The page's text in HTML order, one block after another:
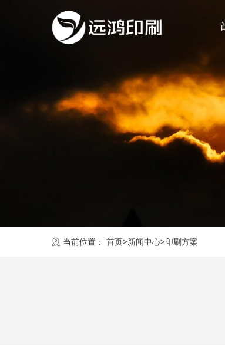
当前位置： 首页>新闻中心>印刷方案